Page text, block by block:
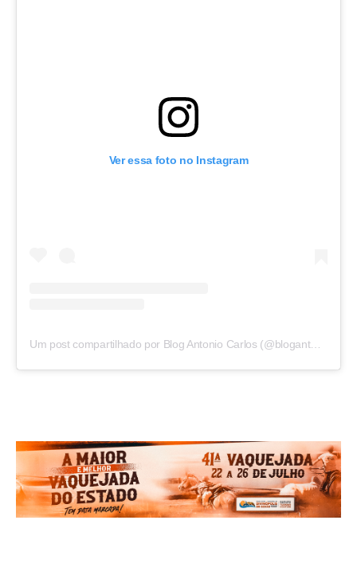
Ver essa foto no Instagram
Um post compartilhado por Blog Antonio Carlos (@blogantoniocarlos)